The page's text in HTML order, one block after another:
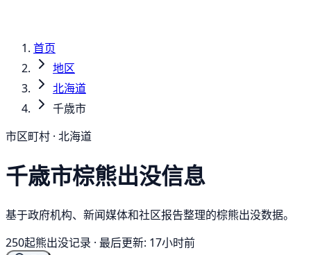
首页
地区
北海道
千歳市
市区町村 · 北海道
千歳市棕熊出没信息
基于政府机构、新闻媒体和社区报告整理的棕熊出没数据。
250起熊出没记录 · 最后更新: 17小时前